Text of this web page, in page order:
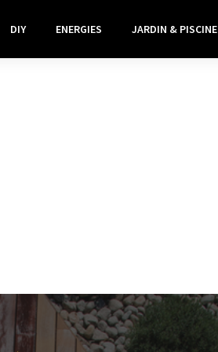
DIY ENERGIES JARDIN & PISCINE